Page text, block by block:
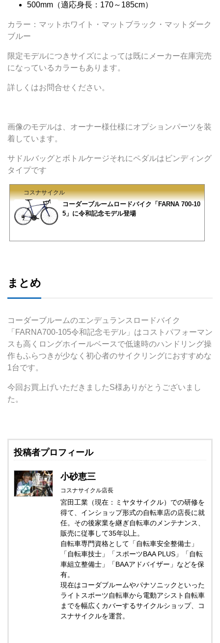
500mm（適応身長：170～185cm）
カラー：マットホワイト・マットブラック・マットダーク
ブルー
限定モデルにつきサイズによっては既にメーカー在庫完売
になっているカラーもあります。
詳しくはお問合せください。
画像のモデルは、オーナー様仕様にオプションパーツを装
着しています。
サドルバッグとボトルケージそれにペダルはビンディング
タイプです
コスナサイクル
コーダーブルームロードバイク「FARNA 700-10
5」に令和記念モデル登場
まとめ
コーダーブルームのエンデュランスロードバイク
「FARNA700-105令和記念モデル」はコストパフォーマン
スも高くロングホイールベースで低速時のハンドリング操
作もふらつきが少なく初心者のサイクリングにおすすめな
1台です。
今回お買上げいただきましたS様ありがとうございまし
た。
投稿者プロフィール
小砂恵三
コスナサイクル店長
宮田工業（現在：ミヤタサイクル）での研修を
得て、インショップ形式の自転車店の店長に就
任。その後家業を継ぎ自転車のメンテナンス、
販売に従事して35年以上。
自転車専門資格として「自転車安全整備士」
「自転車技士」「スポーツBAA PLUS」「自転
車組立整備士」「BAAアドバイザー」などを保
有。
現在はコーダブルームやパナソニックといった
ライトスポーツ自転車から電動アシスト自転車
までを幅広くカバーするサイクルショップ、コ
スナサイクルを運営。